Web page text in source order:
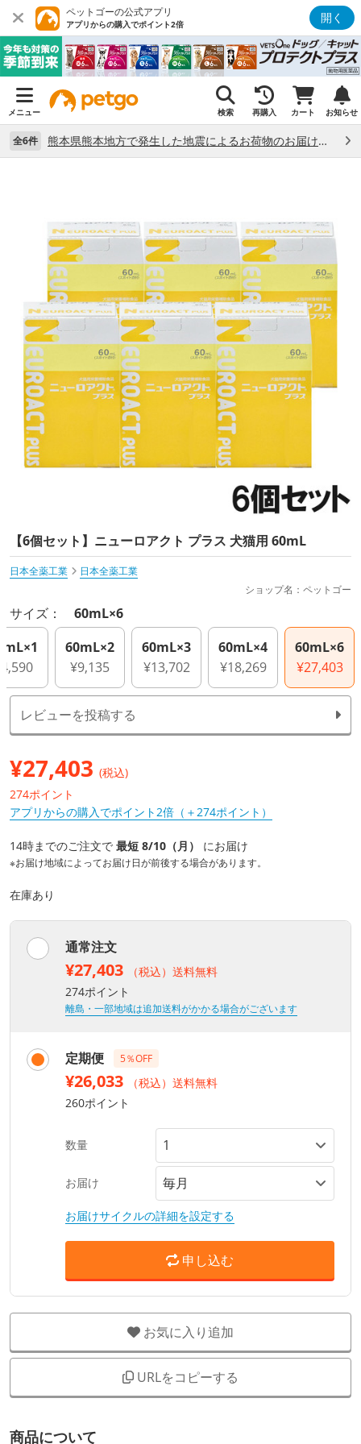
ペットゴーの公式アプリ
アプリからの購入でポイント2倍 開く
メニュー 検索 再購入 カート お知らせ
全6件 熊本県熊本地方で発生した地震によるお荷物のお届け状況について （7/28）
【6個セット】ニューロアクト プラス 犬猫用 60mL
日本全薬工業
日本全薬工業
ショップ名：ペットゴー
サイズ： 60mL×6
60mL×2
¥9,135
60mL×3
¥13,702
60mL×4
¥18,269
60mL×6
¥27,403
レビューを投稿する
¥27,403 (税込)
274ポイント
アプリからの購入でポイント2倍（＋274ポイント）
14時までのご注文で 最短 8/10（月） にお届け
※お届け地域によってお届け日が前後する場合があります。
在庫あり
通常注文
¥27,403
（税込）送料無料
274ポイント
離島・一部地域は追加送料がかかる場合がございます
定期便 5％OFF
¥26,033
（税込）送料無料
260ポイント
数量
お届け
お届けサイクルの詳細を設定する
申し込む
お気に入り追加
URLをコピーする
商品について